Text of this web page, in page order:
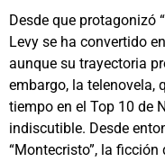
Desde que protagonizó
Levy se ha convertido
aunque su trayectoria
embargo, la telenovela,
tiempo en el Top 10 de
indiscutible. Desde
“Montecristo”, la